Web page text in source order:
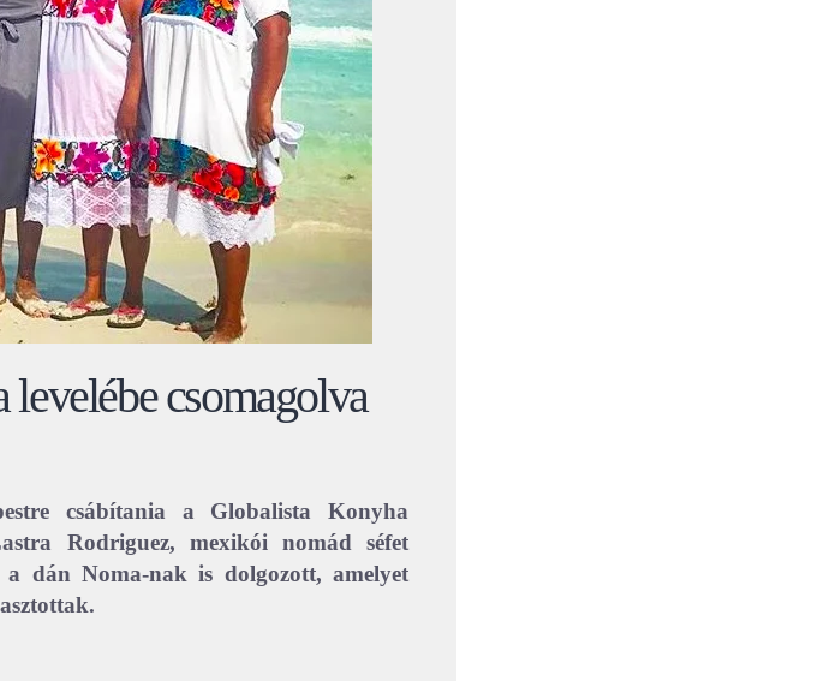
levelébe csomagolva
csábítania a Globalista Konyha
Rodriguez, mexikói nomád séfet
dán Noma-nak is dolgozott, amelyet